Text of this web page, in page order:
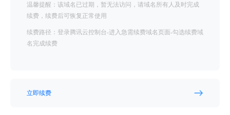
温馨提醒：该域名已过期，暂无法访问，请域名所有人及时完成
续费，续费后可恢复正常使用
续费路径：登录腾讯云控制台-进入急需续费域名页面-勾选续费域
名完成续费
立即续费